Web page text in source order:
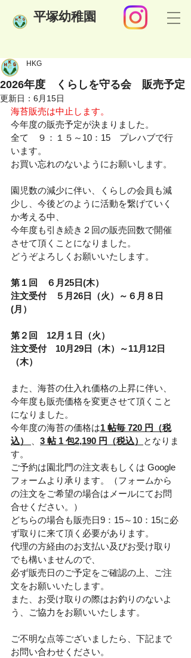
​平塚幼稚園
2026年度 くらしを守る会 販売予定
HKG
更新日： 6月15日
海苔販売は中止します。
今年度の販売予定が決まりました。
全て　９：１５～10：15　プレハブで行
います。
お買い忘れのないようにお願いします。
園児数の減少に伴い、くらしの会員も減
少し、今後どのように活動を繋げていく
か考える中、
今年度も引き続き２回の販売回数で開催
させて頂くことになりました。
どうぞよろしくお願いいたします。
第１回　６月25日(木）
注文受付　５月26日（火）～６月８日
(月）
第２回　12月１日（火）
注文受付　10月29日（木）～11月12日
（木）
また、海苔の仕入れ価格の上昇に伴い、
今年度も販売価格を変更させて頂くこと
になりました。
今年度の海苔の価格は1 帖毎 720 円（税
込）
3 帖 1 包2,190 円（税込）
となりま
す。
ご予約は園北門の注文表もしくは Google
フォームより承ります。（フォームから
の注文をご希望の場合はメールにてお問
合せください。）
どちらの場合も販売日9：15～10：15に必
ず取りに来て頂く必要があります。
代理の方経由のお支払い及びお受け取り
でも構いませんので、
必ず販売日のご予定をご確認の上、ご注
文をお願いいたします。
また、お受け取りの際はお釣りのないよ
う、ご協力をお願いいたします。
ご不明な点等ございましたら、下記まで
お問い合わせください。